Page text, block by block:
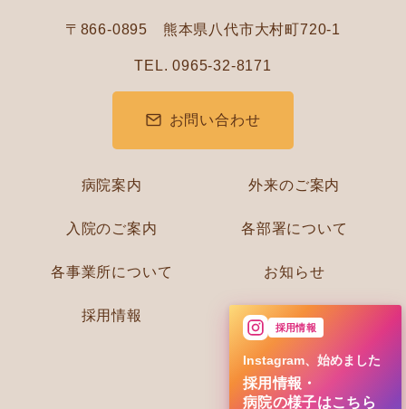
採用情報
Instagram、始めました
採用情報・
病院の様子はこちら
〒866-0895 熊本県八代市大村町720-1
TEL. 0965-32-8171
お問い合わせ
病院案内 外来のご案内
入院のご案内 各部署について
各事業所について お知らせ
採用情報